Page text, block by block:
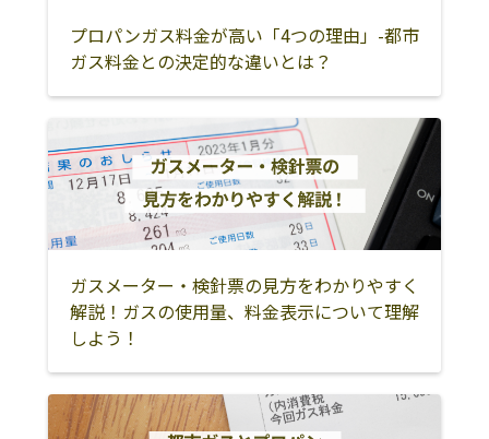
後台614
株式会社高野屋
石油
311-0105 那珂市
菅谷605-12
株式会社マルテ
ック
311-0107 那珂市
額田南郷1099-7
029-295-7333
株式会社ホーム
エネルギー／東
関東茨城センタ
那珂市向山1257 029-298-1212
有限会社瓜連ガ
スサービス
319-2107 那珂市
029-229-1830
株式会社アイタ
319-2107 那珂市
下大賀1646-2
029-229-1830
行方市
鉾田市
石岡市
土浦市
かすみがうら市
つくばみらい市
牛久市
龍ケ崎市
取手市
守谷市
稲敷市
稲敷郡美浦村
稲敷郡阿見町
稲敷郡河内町
北相馬郡利根町
筑西市
下妻市
常総市
桜川市
結城市
古河市
猿島郡五霞町
猿島郡境町
プロパンガス料金が高い「4つの理由」-都市
ガス料金との決定的な違いとは？
ガスメーター・検針票の見方をわかりやすく
解説！ガスの使用量、料金表示について理解
しよう！